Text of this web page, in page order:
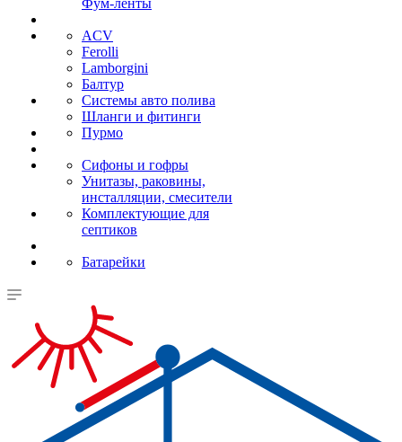
Фум-ленты
ACV
Ferolli
Lamborgini
Балтур
Системы авто полива
Шланги и фитинги
Пурмо
Сифоны и гофры
Унитазы, раковины,
инсталляции, смесители
Комплектующие для
септиков
Батарейки